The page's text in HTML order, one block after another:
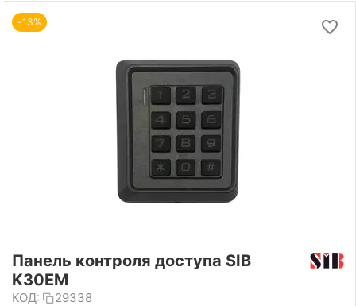
-13%
Панель контроля доступа SIB
K30EM
КОД: 29338